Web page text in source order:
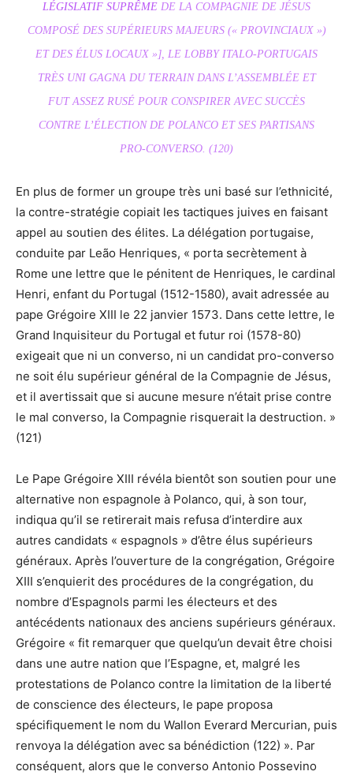
LÉGISLATIF SUPRÊME DE LA COMPAGNIE DE JÉSUS
COMPOSÉ DES SUPÉRIEURS MAJEURS (« PROVINCIAUX »)
ET DES ÉLUS LOCAUX »], LE LOBBY ITALO-PORTUGAIS
TRÈS UNI GAGNA DU TERRAIN DANS L’ASSEMBLÉE ET
FUT ASSEZ RUSÉ POUR CONSPIRER AVEC SUCCÈS
CONTRE L’ÉLECTION DE POLANCO ET SES PARTISANS
PRO-CONVERSO. (120)
En plus de former un groupe très uni basé sur l’ethnicité,
la contre-stratégie copiait les tactiques juives en faisant
appel au soutien des élites. La délégation portugaise,
conduite par Leão Henriques, « porta secrètement à
Rome une lettre que le pénitent de Henriques, le cardinal
Henri, enfant du Portugal (1512-1580), avait adressée au
pape Grégoire XIII le 22 janvier 1573. Dans cette lettre, le
Grand Inquisiteur du Portugal et futur roi (1578-80)
exigeait que ni un converso, ni un candidat pro-converso
ne soit élu supérieur général de la Compagnie de Jésus,
et il avertissait que si aucune mesure n’était prise contre
le mal converso, la Compagnie risquerait la destruction. »
(121)
Le Pape Grégoire XIII révéla bientôt son soutien pour une
alternative non espagnole à Polanco, qui, à son tour,
indiqua qu’il se retirerait mais refusa d’interdire aux
autres candidats « espagnols » d’être élus supérieurs
généraux. Après l’ouverture de la congrégation, Grégoire
XIII s’enquierit des procédures de la congrégation, du
nombre d’Espagnols parmi les électeurs et des
antécédents nationaux des anciens supérieurs généraux.
Grégoire « fit remarquer que quelqu’un devait être choisi
dans une autre nation que l’Espagne, et, malgré les
protestations de Polanco contre la limitation de la liberté
de conscience des électeurs, le pape proposa
spécifiquement le nom du Wallon Everard Mercurian, puis
renvoya la délégation avec sa bénédiction (122) ». Par
conséquent, alors que le converso Antonio Possevino